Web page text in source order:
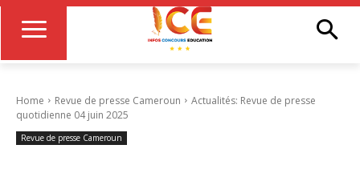
Home Revue de presse Cameroun
Actualités: Revue de presse
quotidienne 04 juin 2025
Revue de presse Cameroun